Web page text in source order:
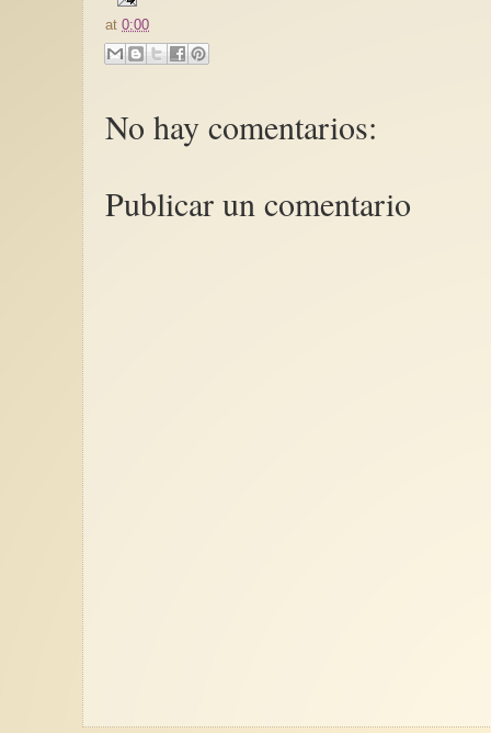
at 0:00
No hay comentarios:
Publicar un comentario